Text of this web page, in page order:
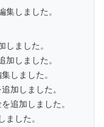
集しました。
ました。
加しました。
しました。
加しました。
追加しました。
した。